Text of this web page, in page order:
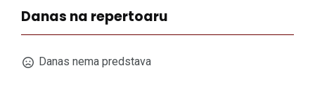
Danas na repertoaru
Danas nema predstava